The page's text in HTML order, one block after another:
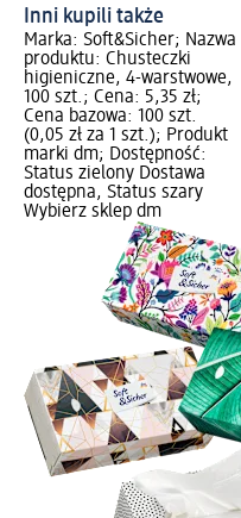
Inni kupili także
Marka: Soft&Sicher; Nazwa
produktu: Chusteczki
higieniczne, 4-warstwowe,
100 szt.; Cena: 5,35 zł;
Cena bazowa: 100 szt.
(0,05 zł za 1 szt.); Produkt
marki dm; Dostępność:
Status zielony Dostawa
dostępna, Status szary
Wybierz sklep dm